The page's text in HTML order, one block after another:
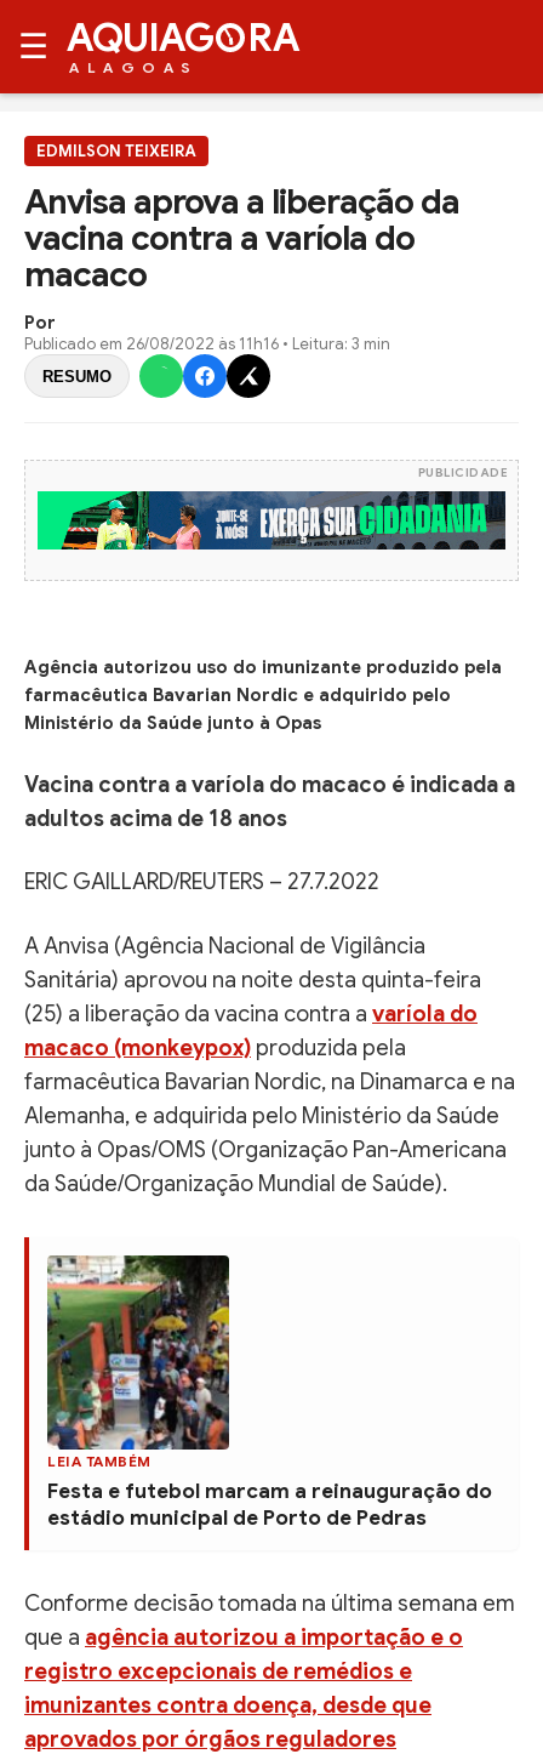
☰ AQUIAG RA
ALAGOAS
EDMILSON TEIXEIRA
Anvisa aprova a liberação da
vacina contra a varíola do
macaco
Por
Publicado em 26/08/2022 às 11h16 • Leitura: 3 min
RESUMO
PUBLICIDADE
Agência autorizou uso do imunizante produzido pela
farmacêutica Bavarian Nordic e adquirido pelo
Ministério da Saúde junto à Opas
Vacina contra a varíola do macaco é indicada a
adultos acima de 18 anos
ERIC GAILLARD/REUTERS – 27.7.2022
A Anvisa (Agência Nacional de Vigilância
Sanitária) aprovou na noite desta quinta-feira
(25) a liberação da vacina contra a varíola do
macaco (monkeypox) produzida pela
farmacêutica Bavarian Nordic, na Dinamarca e na
Alemanha, e adquirida pelo Ministério da Saúde
junto à Opas/OMS (Organização Pan-Americana
da Saúde/Organização Mundial de Saúde).
LEIA TAMBÉM
Festa e futebol marcam a reinauguração do
estádio municipal de Porto de Pedras
Conforme decisão tomada na última semana em
que a agência autorizou a importação e o
registro excepcionais de remédios e
imunizantes contra doença, desde que
aprovados por órgãos reguladores